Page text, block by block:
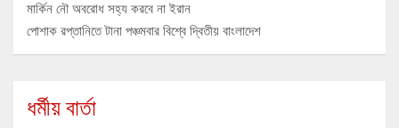
মার্কিন নৌ অবরোধ সহ্য করবে না ইরান
পোশাক রপ্তানিতে টানা পঞ্চমবার বিশ্বে দ্বিতীয় বাংলাদেশ
ধর্মীয় বার্তা